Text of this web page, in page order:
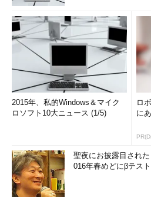
2015年、私的Windows＆マイク
ロソフト10大ニュース (1/5)
ロ
に
聖夜にお披露目され
016年春めどにβテス